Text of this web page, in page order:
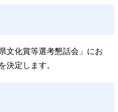
文化賞等選考懇話会」にお
決定します。